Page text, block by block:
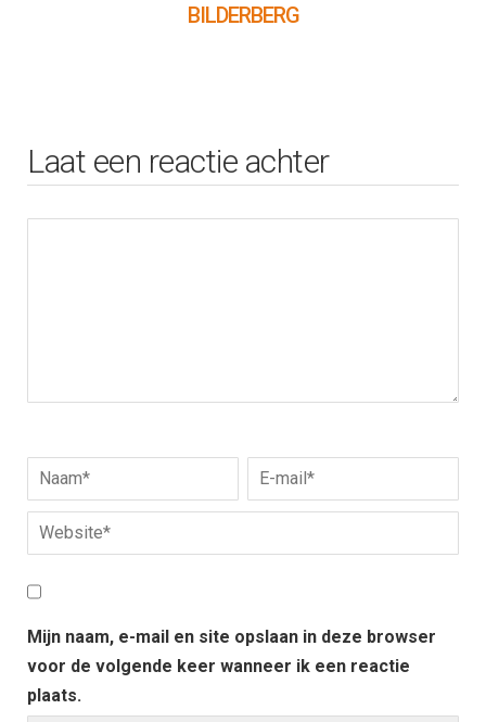
BILDERBERG
Laat een reactie achter
Mijn naam, e-mail en site opslaan in deze browser
voor de volgende keer wanneer ik een reactie
plaats.